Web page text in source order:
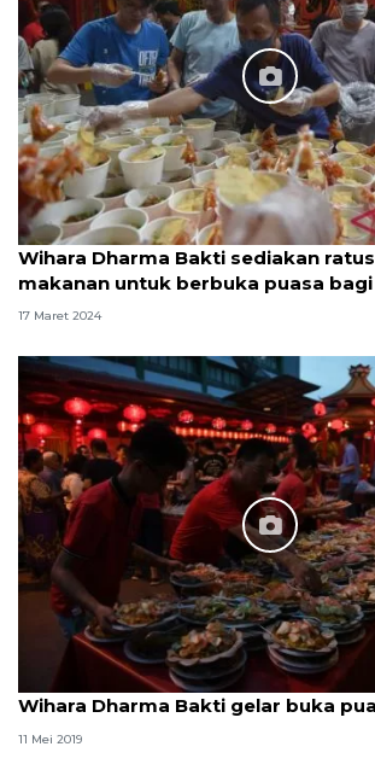
Wihara Dharma Bakti sediakan
makanan untuk berbuka puasa
17 Maret 2024
Wihara Dharma Bakti gelar buka
11 Mei 2019